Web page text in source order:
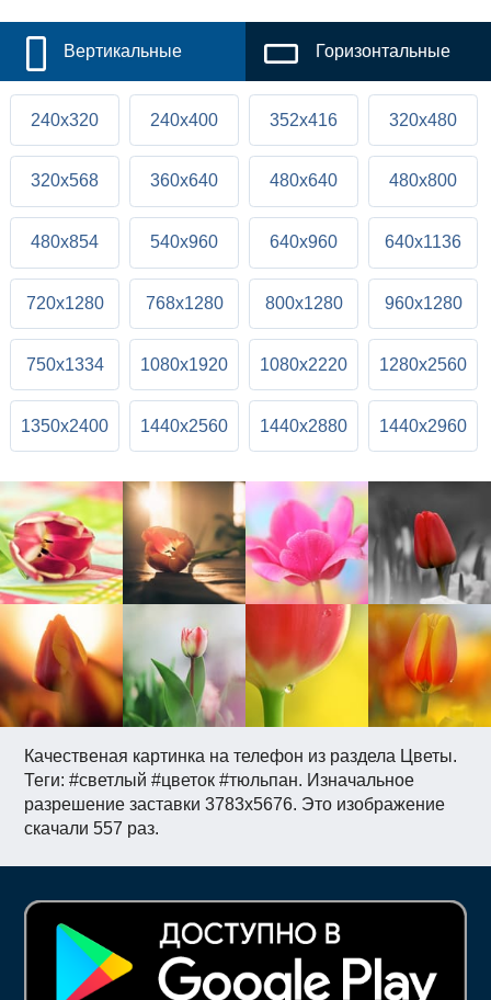
Качественая картинка на телефон из раздела Цветы.
Теги: #светлый #цветок #тюльпан. Изначальное
разрешение заставки 3783x5676. Это изображение
скачали 557 раз.
Вертикальные Горизонтальные
240x320 240x400 352x416 320x480
320x568 360x640 480x640 480x800
480x854 540x960 640x960 640x1136
720x1280 768x1280 800x1280 960x1280
750x1334 1080x1920 1080x2220 1280x2560
1350x2400 1440x2560 1440x2880 1440x2960